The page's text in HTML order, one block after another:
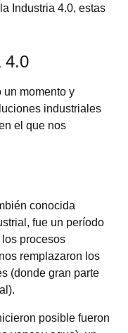
Industria 4.0, estas
4.0
un momento y
industriales
el que nos
conocida
fue un período
procesos
remplazaron los
(donde gran parte
posible fueron